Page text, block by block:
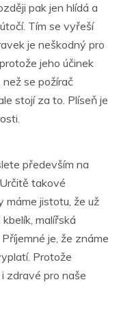
pak jen hlídá a
Tím se vyřeší
je neškodný pro
jeho účinek
se požírač
stojí za to. Plíseň je
především na
takové
máme jistotu, že už
malířská
je, že známe
Protože
zdravé pro naše